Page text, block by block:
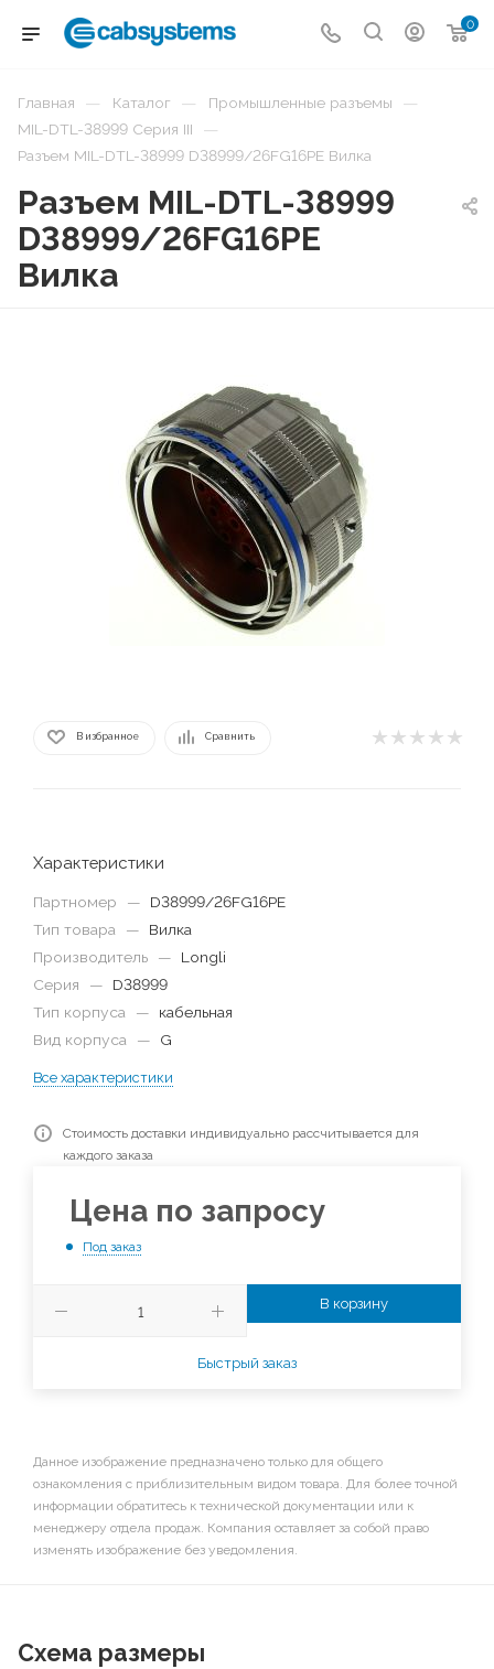
0
Главная — Каталог — Промышленные разъемы —
MIL-DTL-38999 Серия III —
Разъем MIL-DTL-38999 D38999/26FG16PE Вилка
Разъем MIL-DTL-38999
D38999/26FG16PE
Вилка
В избранное Сравнить
Характеристики
Партномер —
D38999/26FG16PE
Тип товара
—
Вилка
Производитель
—
Longli
Серия
—
D38999
Тип корпуса
—
кабельная
Вид корпуса
— G
Все характеристики
Стоимость доставки индивидуально рассчитывается для
каждого заказа
Цена по запросу
Под заказ
В корзину
Быстрый заказ
Данное изображение предназначено только для общего
ознакомления с приблизительным видом товара. Для более точной
информации обратитесь к технической документации или к
менеджеру отдела продаж. Компания оставляет за собой право
изменять изображение без уведомления.
Схема размеры